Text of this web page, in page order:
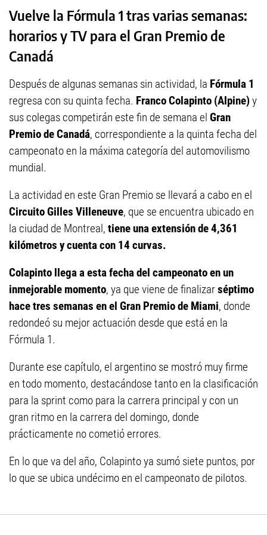
Vuelve la Fórmula 1 tras varias semanas:
horarios y TV para el Gran Premio de
Canadá
Después de algunas semanas sin actividad, la Fórmula 1
regresa con su quinta fecha. Franco Colapinto (Alpine)y
sus colegas competirán este fin de semana el Gran
Premio de Canadá, correspondiente a la quinta fecha del
campeonato en la máxima categoría del automovilismo
mundial.
La actividad en este Gran Premio se llevará a cabo en el
Circuito Gilles Villeneuve, que se encuentra ubicado en
la ciudad de Montreal, tiene una extensión de 4,361
kilómetros y cuenta con 14 curvas.
Colapinto llega a esta fecha del campeonato en un
inmejorable momento, ya que viene de finalizarséptimo
hace tres semanas en el Gran Premio de Miami, donde
redondeó su mejor actuación desde que está en la
Fórmula 1.
Durante ese capítulo, el argentino se mostró muy firme
en todo momento, destacándose tanto en la clasificación
para la sprint como para la carrera principal y con un
gran ritmo en la carrera del domingo, donde
prácticamente no cometió errores.
En lo que va del año, Colapinto ya sumó siete puntos, por
lo que se ubica undécimo en el campeonato de pilotos.